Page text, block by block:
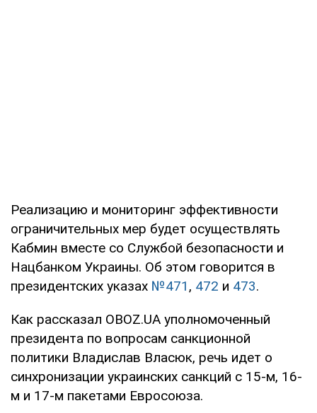
Реализацию и мониторинг эффективности
ограничительных мер будет осуществлять
Кабмин вместе со Службой безопасности и
Нацбанком Украины. Об этом говорится в
президентских указах №471 , 472 и 473.
Как рассказал OBOZ.UA уполномоченный
президента по вопросам санкционной
политики Владислав Власюк, речь идет о
синхронизации украинских санкций с 15-м, 16-
м и 17-м пакетами Евросоюза.